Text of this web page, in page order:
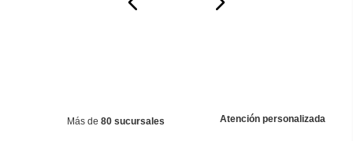
Más de 80 sucursales Atención personalizada